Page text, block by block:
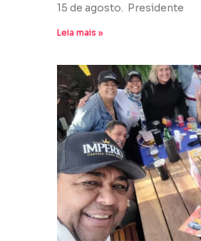
15 de agosto. Presidente
Leia mais »